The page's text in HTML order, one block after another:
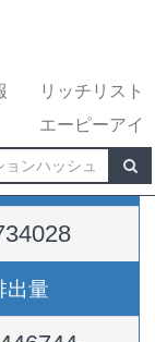
リッチリスト
エーピーアイ
さ
出量